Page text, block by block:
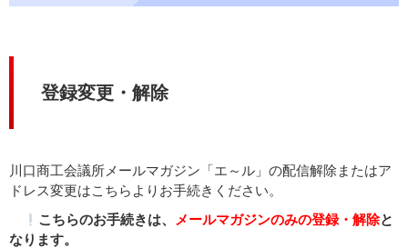
登録変更・解除
川口商工会議所メールマガジン「エ～ル」の配信解除またはア
ドレス変更はこちらよりお手続きください。
こちらのお手続きは、
メールマガジンのみの登録・解除と
なります。